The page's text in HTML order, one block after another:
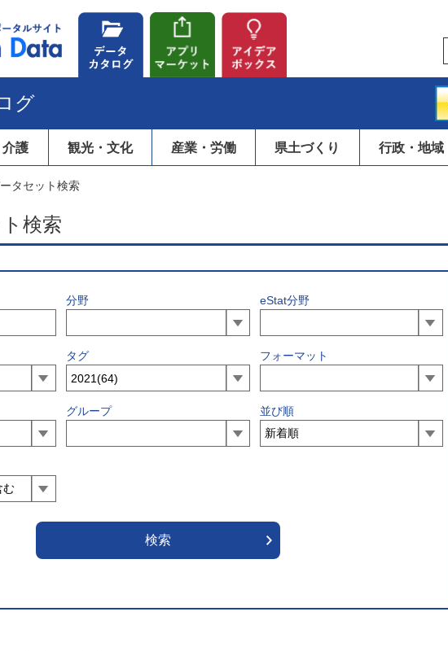
グ
介護 観光・文化 産業・労働 県土づくり 行政・地域
タセット検索
検索
分野 eStat分野
タグ フォーマット
グループ 並び順